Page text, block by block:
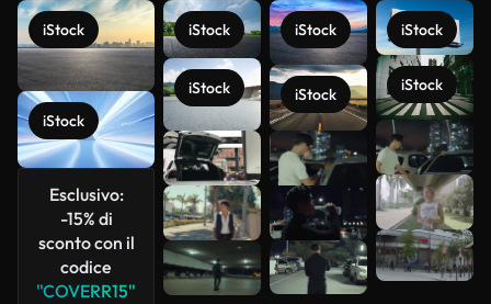
iStock
iStock
Esclusivo:
-15% di
sconto con il
codice
"COVERR15"
iStock
iStock
iStock
iStock
iStock
iStock
Scopri di
più